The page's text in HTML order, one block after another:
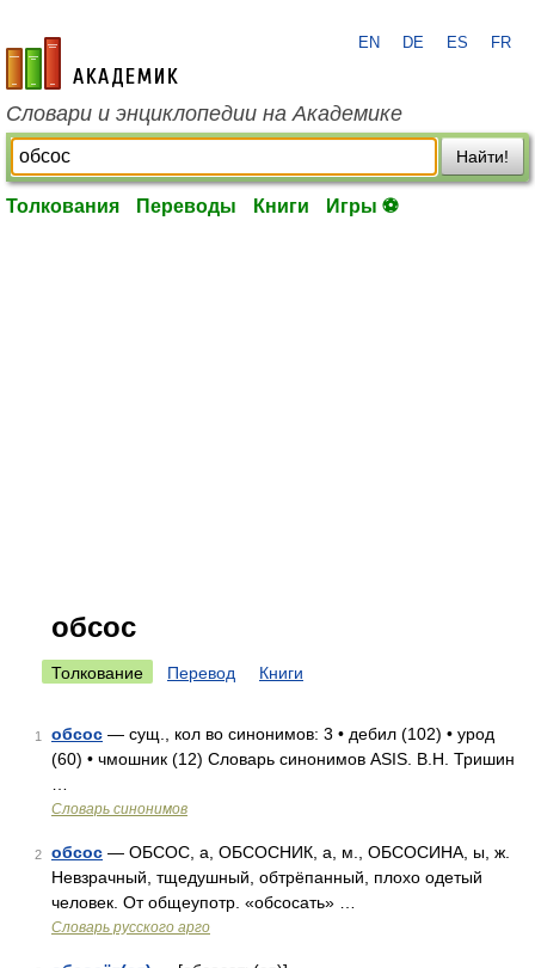
academic.ru
EN DE ES FR
Словари и энциклопедии на Академике
Найти!
Толкования Переводы Книги Игры ⚽
обсос
Толкование Перевод Книги
1 обсос — сущ., кол во синонимов: 3 • дебил (102) • урод
(60) • чмошник (12) Словарь синонимов ASIS. В.Н. Тришин
Словарь синонимов
2 обсос — ОБСОС, а, ОБСОСНИК, а, м., ОБСОСИНА, ы, ж.
Невзрачный, тщедушный, обтрёпанный, плохо одетый
человек. От общеупотр. «обсосать» …
Словарь русского арго